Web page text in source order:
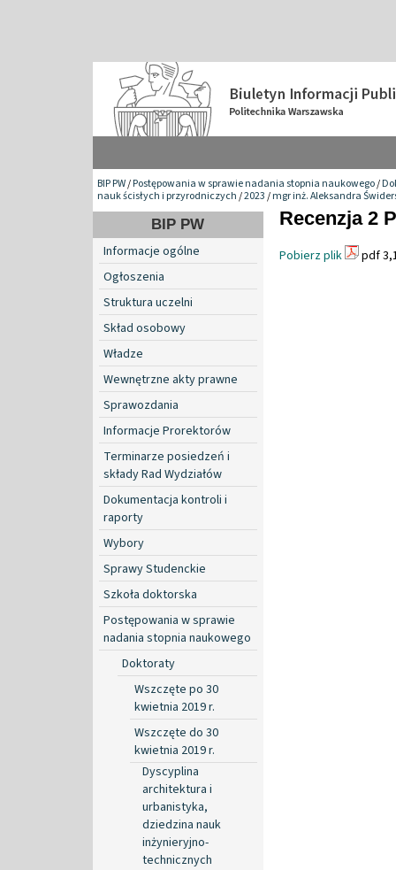
BIP PW/Postępowania w sprawie nadania stopnia naukowego/
nauk ścisłych i przyrodniczych/2023/mgr inż. Aleksandra
BIP PW
Informacje ogólne
Ogłoszenia
Struktura uczelni
Skład osobowy
Władze
Wewnętrzne akty prawne
Sprawozdania
Informacje Prorektorów
Terminarze posiedzeń i
składy Rad Wydziałów
Dokumentacja kontroli i
raporty
Wybory
Sprawy Studenckie
Szkoła doktorska
Postępowania w sprawie
nadania stopnia naukowego
Doktoraty
Wszczęte po 30
kwietnia 2019 r.
Wszczęte do 30
kwietnia 2019 r.
Dyscyplina
architektura i
urbanistyka,
dziedzina nauk
inżynieryjno-
technicznych
Recenzja 2
Pobierz plik pdf